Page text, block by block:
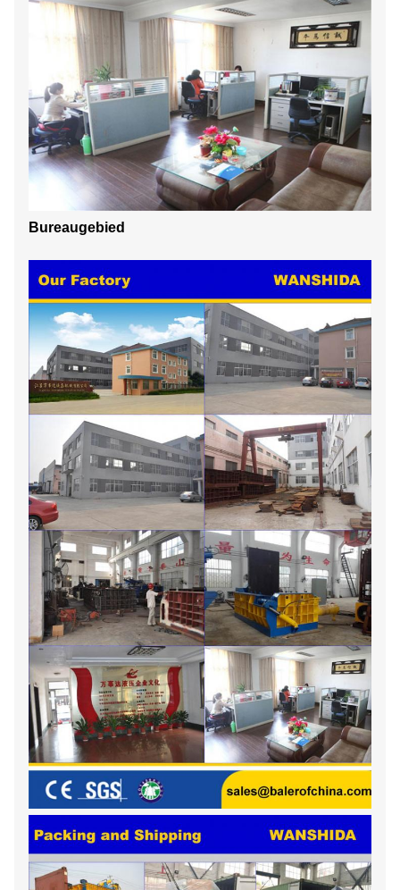
Bureaugebied